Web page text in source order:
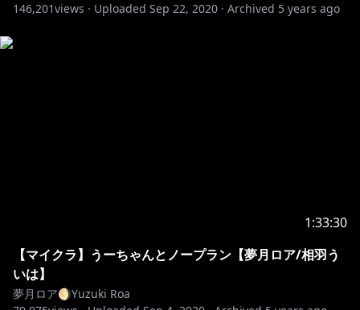
146,201views · Uploaded Sep 22, 2020 · Archived 5 years ago
1:33:30
【マイクラ】うーちゃんとノープラン【夢月ロア/相羽う
いは】
夢月ロア🌖Yuzuki Roa